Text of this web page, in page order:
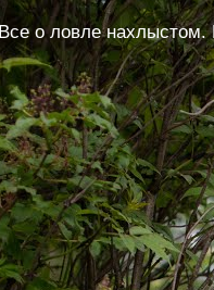
Все о ловле